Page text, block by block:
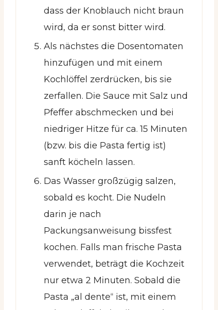
dass der Knoblauch nicht braun
wird, da er sonst bitter wird.
Als nächstes die Dosentomaten
hinzufügen und mit einem
Kochlöffel zerdrücken, bis sie
zerfallen. Die Sauce mit Salz und
Pfeffer abschmecken und bei
niedriger Hitze für ca. 15 Minuten
(bzw. bis die Pasta fertig ist)
sanft köcheln lassen.
Das Wasser großzügig salzen,
sobald es kocht. Die Nudeln
darin je nach
Packungsanweisung bissfest
kochen. Falls man frische Pasta
verwendet, beträgt die Kochzeit
nur etwa 2 Minuten. Sobald die
Pasta „al dente“ ist, mit einem